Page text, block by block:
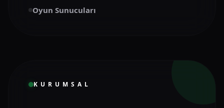
Oyun Sunucuları
KURUMSAL